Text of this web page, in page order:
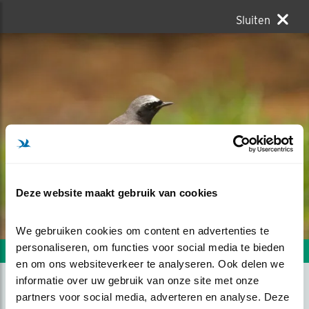
Deze website maakt gebruik van cookies
We gebruiken cookies om content en advertenties te
personaliseren, om functies voor social media te bieden
en om ons websiteverkeer te analyseren. Ook delen we
informatie over uw gebruik van onze site met onze
partners voor social media, adverteren en analyse. Deze
Sluiten
Volgende foto Vorige foto